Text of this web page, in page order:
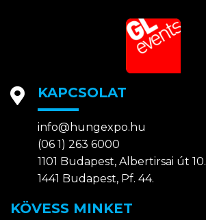
KAPCSOLAT
info@hungexpo.hu
(06 1) 263 6000
1101 Budapest, Albertirsai út 10.
1441 Budapest, Pf. 44.
KÖVESS MINKET